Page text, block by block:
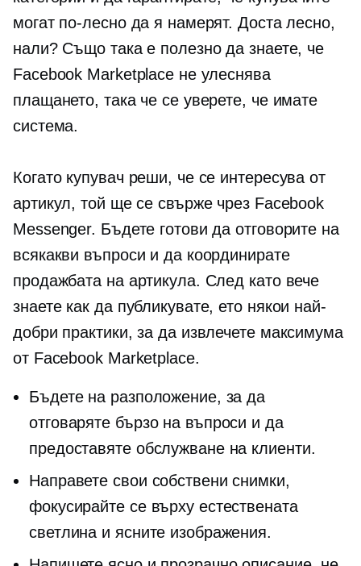
могат по-лесно да я намерят. Доста лесно,
нали? Също така е полезно да знаете, че
Facebook Marketplace не улеснява
плащането, така че се уверете, че имате
система.
Когато купувач реши, че се интересува от
артикул, той ще се свърже чрез Facebook
Messenger. Бъдете готови да отговорите на
всякакви въпроси и да координирате
продажбата на артикула. След като вече
знаете как да публикувате, ето някои най-
добри практики, за да извлечете максимума
от Facebook Marketplace.
Бъдете на разположение, за да
отговаряте бързо на въпроси и да
предоставяте обслужване на клиенти.
Направете свои собствени снимки,
фокусирайте се върху естествената
светлина и ясните изображения.